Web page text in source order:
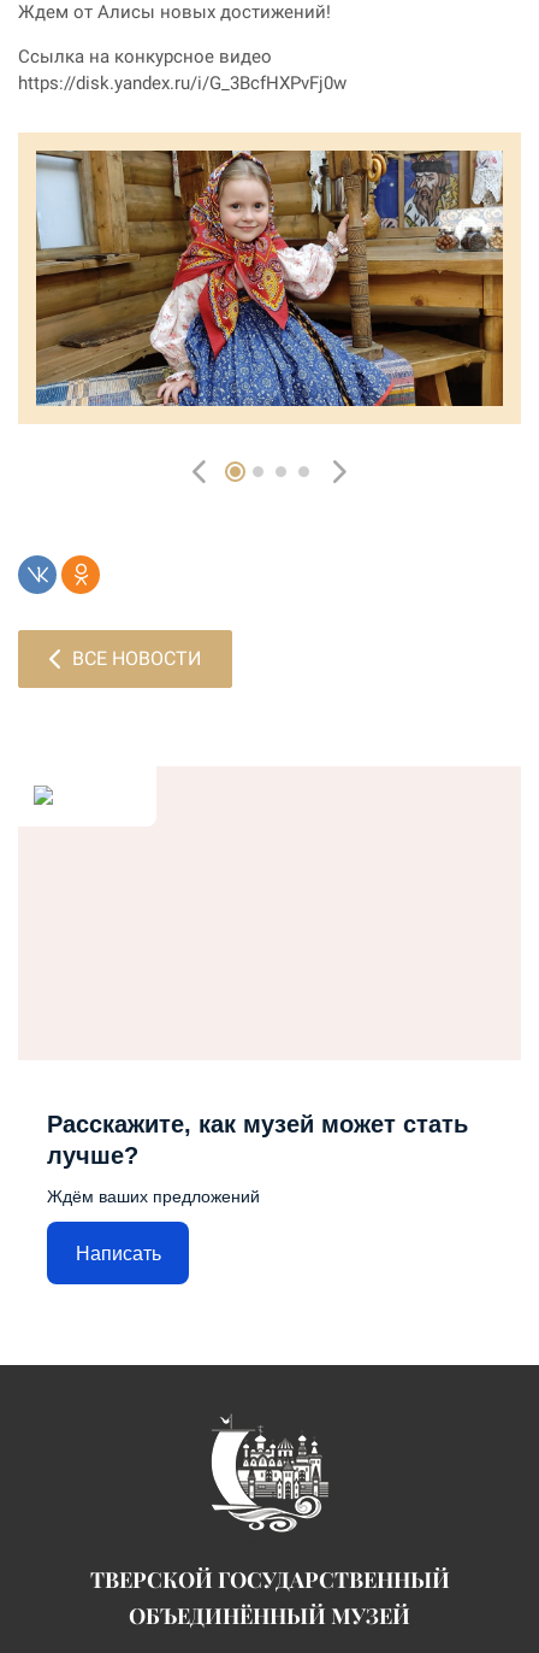
Ждем от Алисы новых достижений!
Ссылка на конкурсное видео
https://disk.yandex.ru/i/G_3BcfHXPvFj0w
ВСЕ НОВОСТИ
Расскажите, как музей может стать
лучше?
Ждём ваших предложений
Написать
ТВЕРСКОЙ ГОСУДАРСТВЕННЫЙ
ОБЪЕДИНЁННЫЙ МУЗЕЙ